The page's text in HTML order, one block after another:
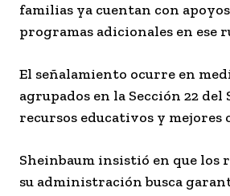
familias ya cuentan con
programas adicionales en ese
El señalamiento ocurre en
agrupados en la Sección 22 del
recursos educativos y mejores
Sheinbaum insistió en que los
su administración busca